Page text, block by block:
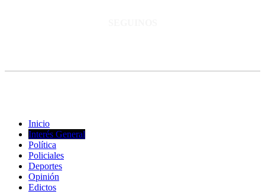
Inicio
Interés General
Política
Policiales
Deportes
Opinión
Edictos